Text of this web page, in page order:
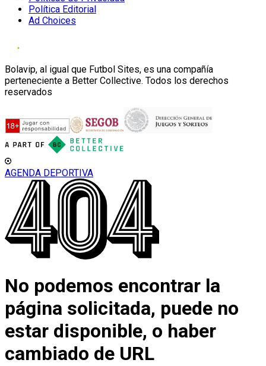
Política Editorial
Ad Choices
Bolavip, al igual que Futbol Sites, es una compañía
perteneciente a Better Collective. Todos los derechos
reservados
AGENDA DEPORTIVA
No podemos encontrar la
página solicitada, puede no
estar disponible, o haber
cambiado de URL